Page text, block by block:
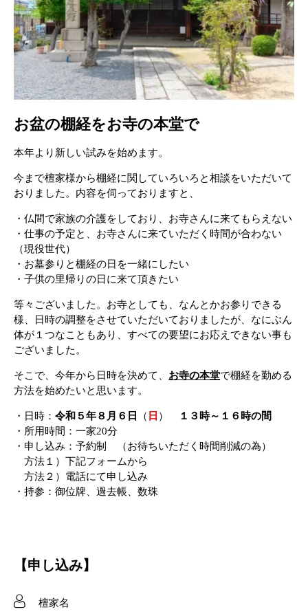
お盆の棚経をお寺の本堂で
本年より新しい試みを始めます。
今まで檀家様から棚経に関していろいろと相談をいただいて
おりました。内容を伺っておりますと、
・仏間で家族の介護をしており、お寺さんに来てもらえない
・仕事の予定と、お寺さんに来ていただく時間が合わない
（現役世代）
・お墓参りと棚経の日を一緒にしたい
・子供の里帰りの日に来て頂きたい
等々ございました。お寺としても、なんとかお参りできる
様、日時の調整をさせていただいておりましたが、なにぶん
体が１つなこともあり、すべての要望にお応えできない事も
ございました。
そこで、今年から日時を決めて、 お寺の本堂で棚経を勤める
方法を始めたいと思います。
・日時： 令和５年８月６日 （ 日 ）
１３時～１６時の間
・所用時間：一家20分
・申し込み：予約制 （お待ちいただく時間削減の為）
方法１）下記フォームから
方法２）電話にて申し込み
・持参：御位牌、過去帳、数珠
【申し込み】